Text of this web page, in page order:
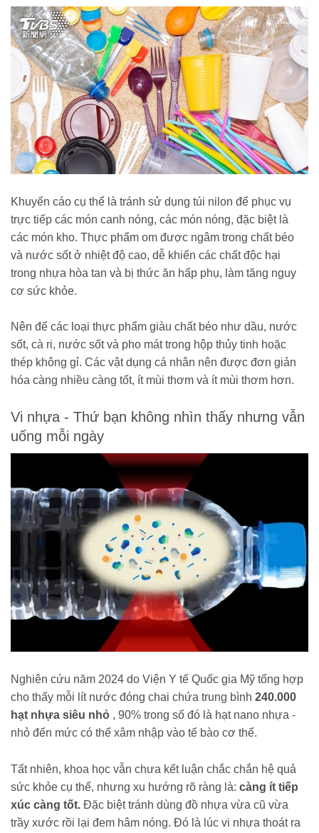
Khuyến cáo cụ thể là tránh sử dụng túi nilon để phục vụ
trực tiếp các món canh nóng, các món nóng, đặc biệt là
các món kho. Thực phẩm om được ngâm trong chất béo
và nước sốt ở nhiệt độ cao, dễ khiến các chất độc hại
trong nhựa hòa tan và bị thức ăn hấp phụ, làm tăng nguy
cơ sức khỏe.
Nên để các loại thực phẩm giàu chất béo như dầu, nước
sốt, cà ri, nước sốt và pho mát trong hộp thủy tinh hoặc
thép không gỉ. Các vật dụng cá nhân nên được đơn giản
hóa càng nhiều càng tốt, ít mùi thơm và ít mùi thơm hơn.
Vi nhựa - Thứ bạn không nhìn thấy nhưng vẫn
uống mỗi ngày
Nghiên cứu năm 2024 do Viện Y tế Quốc gia Mỹ tổng hợp
cho thấy mỗi lít nước đóng chai chứa trung bình 240.000
hạt nhựa siêu nhỏ , 90% trong số đó là hạt nano nhựa -
nhỏ đến mức có thể xâm nhập vào tế bào cơ thể.
Tất nhiên, khoa học vẫn chưa kết luận chắc chắn hệ quả
sức khỏe cụ thể, nhưng xu hướng rõ ràng là: càng ít tiếp
xúc càng tốt. Đặc biệt tránh dùng đồ nhựa vừa cũ vừa
trầy xước rồi lại đem hâm nóng. Đó là lúc vi nhựa thoát ra